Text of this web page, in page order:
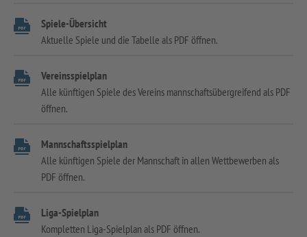
Spiele-Übersicht
Aktuelle Spiele und die Tabelle als PDF öffnen.
Vereinsspielplan
Alle künftigen Spiele des Vereins mannschaftsübergreifend als PDF
öffnen.
Mannschaftsspielplan
Alle künftigen Spiele der Mannschaft in allen Wettbewerben als
PDF öffnen.
Liga-Spielplan
Kompletten Liga-Spielplan als PDF öffnen.